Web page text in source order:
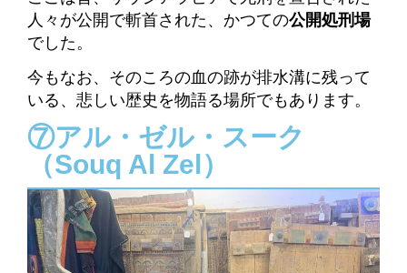
人々が公開で斬首された、かつての公開処刑場
でした。
今もなお、そのころの血の跡が排水溝に残って
いる、悲しい歴史を物語る場所でもあります。
⑦アル・ゼル・スーク
（Souq Al Zel）